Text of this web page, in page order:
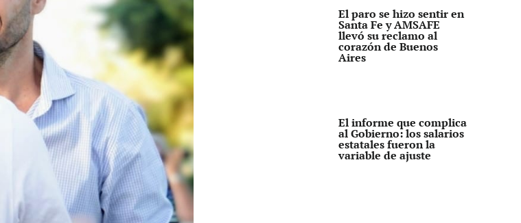
El paro se hizo sentir en
Santa Fe y AMSAFE
llevó su reclamo al
corazón de Buenos
Aires
El informe que complica
al Gobierno: los salarios
estatales fueron la
variable de ajuste